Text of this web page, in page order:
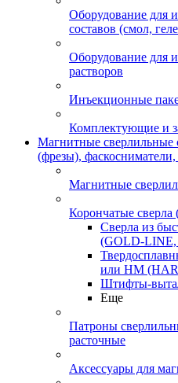
Оборудование для
составов (смол,
Оборудование для
растворов
Инъекционные
Комплектующие и
Магнитные сверлильные
(фрезы), фаскосниматели,
Магнитные
Корончатые сверла
Сверла из
(GOLD-
или HM
Штифты-
Еще
Патроны
расточные
Аксессуары для